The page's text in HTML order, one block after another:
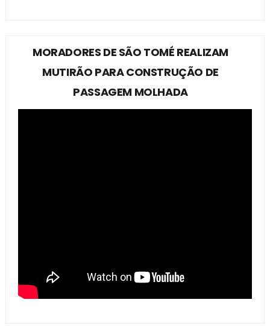
MORADORES DE SÃO TOMÉ REALIZAM
MUTIRÃO PARA CONSTRUÇÃO DE
PASSAGEM MOLHADA